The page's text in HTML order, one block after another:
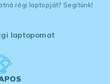
régi laptopját? Segítünk!
laptopomat